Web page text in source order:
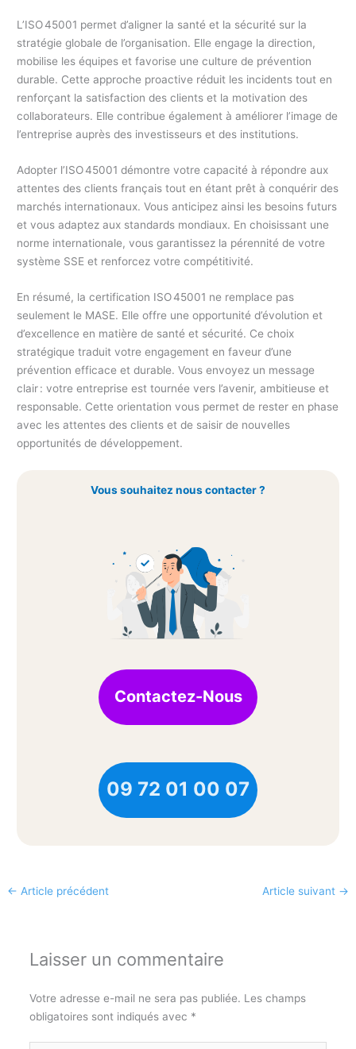
L’ISO 45001 permet d’aligner la santé et la sécurité sur la
stratégie globale de l’organisation. Elle engage la direction,
mobilise les équipes et favorise une culture de prévention
durable. Cette approche proactive réduit les incidents tout en
renforçant la satisfaction des clients et la motivation des
collaborateurs. Elle contribue également à améliorer l’image de
l’entreprise auprès des investisseurs et des institutions.
Adopter l’ISO 45001 démontre votre capacité à répondre aux
attentes des clients français tout en étant prêt à conquérir des
marchés internationaux. Vous anticipez ainsi les besoins futurs
et vous adaptez aux standards mondiaux. En choisissant une
norme internationale, vous garantissez la pérennité de votre
système SSE et renforcez votre compétitivité.
En résumé, la certification ISO 45001 ne remplace pas
seulement le MASE. Elle offre une opportunité d’évolution et
d’excellence en matière de santé et sécurité. Ce choix
stratégique traduit votre engagement en faveur d’une
prévention efficace et durable. Vous envoyez un message
clair : votre entreprise est tournée vers l’avenir, ambitieuse et
responsable. Cette orientation vous permet de rester en phase
avec les attentes des clients et de saisir de nouvelles
opportunités de développement.
Vous souhaitez nous contacter ?
Contactez-Nous
09 72 01 00 07
← Article précédent Article suivant →
Laisser un commentaire
Votre adresse e-mail ne sera pas publiée. Les champs
obligatoires sont indiqués avec *